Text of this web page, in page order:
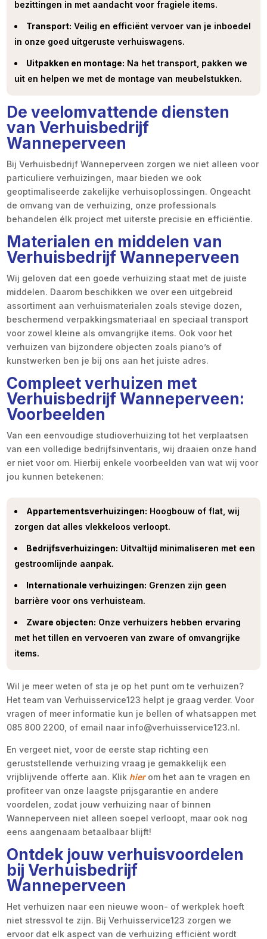
bezittingen in met aandacht voor fragiele items.
Transport: Veilig en efficiënt vervoer van je inboedel
in onze goed uitgeruste verhuiswagens.
Uitpakken en montage: Na het transport, pakken we
uit en helpen we met de montage van meubelstukken.
De veelomvattende diensten
van Verhuisbedrijf
Wanneperveen
Bij Verhuisbedrijf Wanneperveen zorgen we niet alleen voor
particuliere verhuizingen, maar bieden we ook
geoptimaliseerde zakelijke verhuisoplossingen. Ongeacht
de omvang van de verhuizing, onze professionals
behandelen élk project met uiterste precisie en efficiëntie.
Materialen en middelen van
Verhuisbedrijf Wanneperveen
Wij geloven dat een goede verhuizing staat met de juiste
middelen. Daarom beschikken we over een uitgebreid
assortiment aan verhuismaterialen zoals stevige dozen,
beschermend verpakkingsmateriaal en speciaal transport
voor zowel kleine als omvangrijke items. Ook voor het
verhuizen van bijzondere objecten zoals piano’s of
kunstwerken ben je bij ons aan het juiste adres.
Compleet verhuizen met
Verhuisbedrijf Wanneperveen:
Voorbeelden
Van een eenvoudige studioverhuizing tot het verplaatsen
van een volledige bedrijfsinventaris, wij draaien onze hand
er niet voor om. Hierbij enkele voorbeelden van wat wij voor
jou kunnen betekenen:
Appartementsverhuizingen: Hoogbouw of flat, wij
zorgen dat alles vlekkeloos verloopt.
Bedrijfsverhuizingen: Uitvaltijd minimaliseren met een
gestroomlijnde aanpak.
Internationale verhuizingen: Grenzen zijn geen
barrière voor ons verhuisteam.
Zware objecten: Onze verhuizers hebben ervaring
met het tillen en vervoeren van zware of omvangrijke
items.
Wil je meer weten of sta je op het punt om te verhuizen?
Het team van Verhuisservice123 helpt je graag verder. Voor
vragen of meer informatie kun je bellen of whatsappen met
085 800 2200, of email naar info@verhuisservice123.nl.
En vergeet niet, voor de eerste stap richting een
geruststellende verhuizing vraag je gemakkelijk een
vrijblijvende offerte aan. Klik hierom het aan te vragen en
profiteer van onze laagste prijsgarantie en andere
voordelen, zodat jouw verhuizing naar of binnen
Wanneperveen niet alleen soepel verloopt, maar ook nog
eens aangenaam betaalbaar blijft!
Ontdek jouw verhuisvoordelen
bij Verhuisbedrijf
Wanneperveen
Het verhuizen naar een nieuwe woon- of werkplek hoeft
niet stressvol te zijn. Bij Verhuisservice123 zorgen we
ervoor dat elk aspect van de verhuizing efficiënt wordt